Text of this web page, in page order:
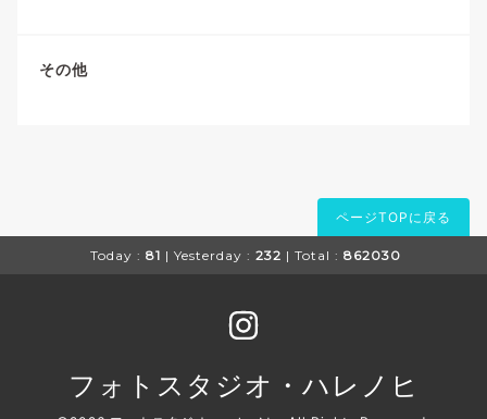
その他
ページTOPに戻る
Today : 81 | Yesterday : 232 | Total : 862030
フォトスタジオ・ハレノヒ